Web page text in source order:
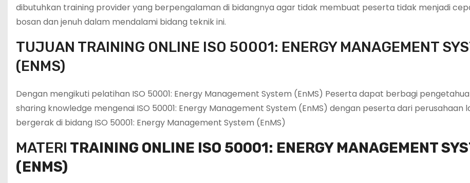
dibutuhkan training provider yang berpengalaman di bidangnya agar tidak membuat peserta tidak menjadi
bosan dan jenuh dalam mendalami bidang teknik ini.
TUJUAN TRAINING ONLINE ISO 50001: ENERGY MANAGEMENT
(ENMS)
Dengan mengikuti pelatihan ISO 50001: Energy Management System (EnMS) Peserta dapat berbagi
sharing knowledge mengenai ISO 50001: Energy Management System (EnMS) dengan peserta dari perusahaan
bergerak di bidang ISO 50001: Energy Management System (EnMS)
MATERI TRAINING ONLINE ISO 50001: ENERGY MANAGEMENT
(ENMS)